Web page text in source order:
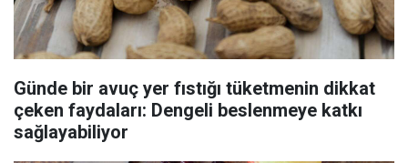
Günde bir avuç yer fıstığı tüketmenin dikkat
çeken faydaları: Dengeli beslenmeye katkı
sağlayabiliyor